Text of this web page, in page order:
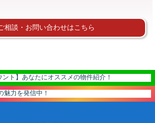
相談・お問い合わせはこちら